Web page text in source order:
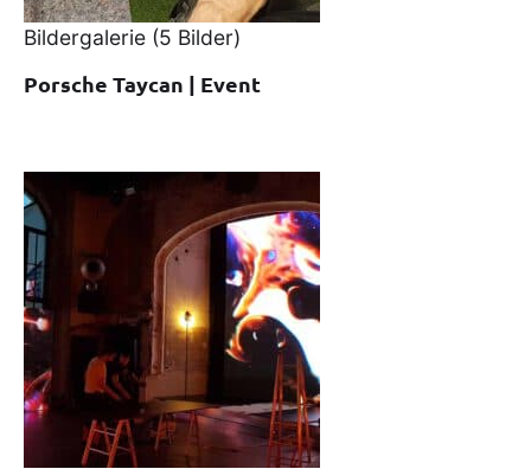
Bildergalerie (5 Bilder)
Porsche Taycan | Event